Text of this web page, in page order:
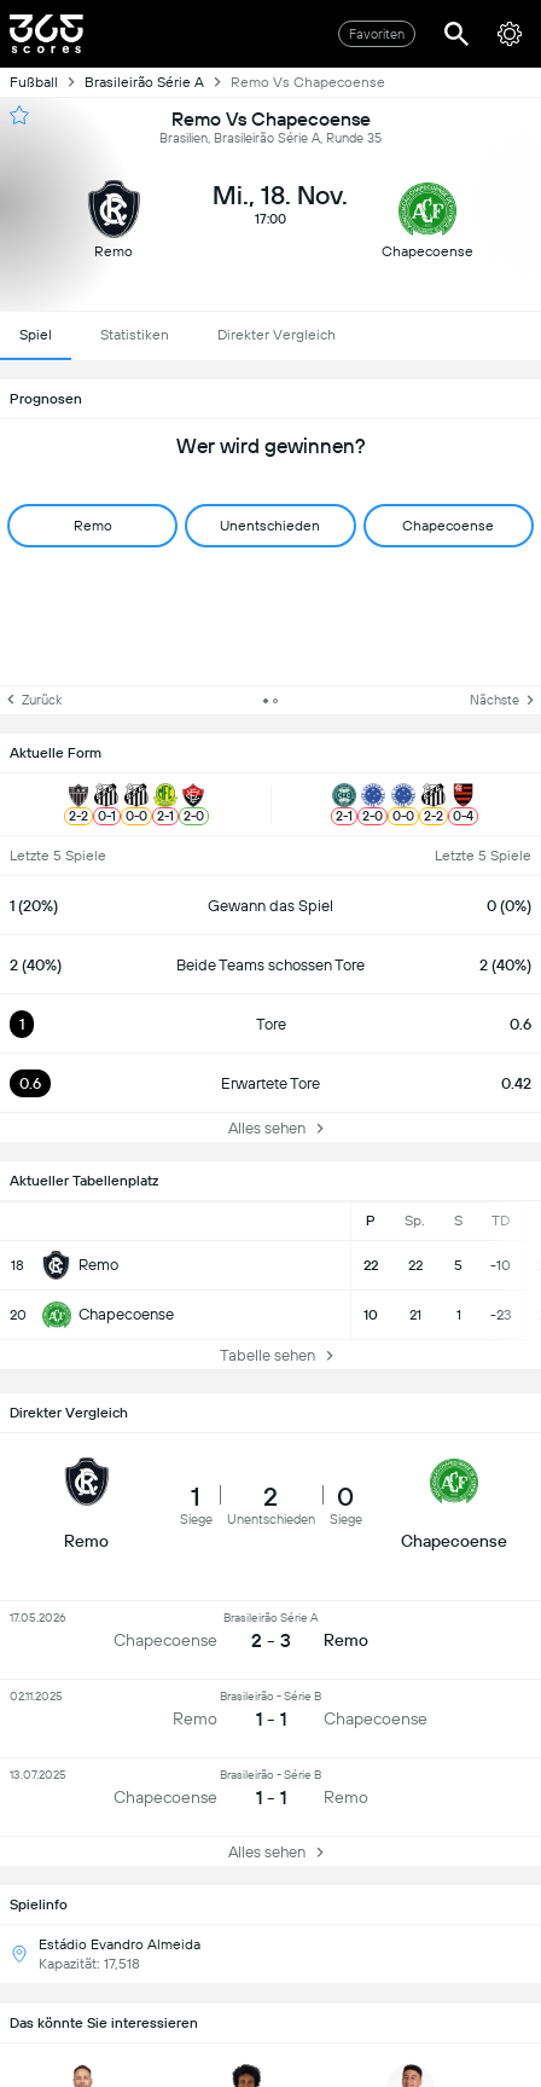
Favoriten
Fußball Brasileirão Série A Remo Vs Chapecoense
Remo Vs Chapecoense
Brasilien, Brasileirão Série A, Runde 35
Remo
Mi., 18. Nov.
17:00
Chapecoense
Spiel Statistiken Direkter Vergleich
Prognosen
Wer wird gewinnen?
Remo Unentschieden Chapecoense
Zurück Nächste
Aktuelle Form
2-2 0-1 0-0 2-1 2-0 2-1 2-0 0-0 2-2 0-4
Letzte 5 Spiele Letzte 5 Spiele
1 (20%) Gewann das Spiel 0 (0%)
2 (40%) Beide Teams schossen Tore 2 (40%)
1 Tore 0.6
0.6 Erwartete Tore 0.42
Alles sehen
Aktueller Tabellenplatz
P Sp. S TD
18 Remo 22 22 5 -10
20 Chapecoense 10 21 1 -23
Tabelle sehen
Spielinfo
Estádio Evandro Almeida
Kapazität: 17,518
Direkter Vergleich
Remo
1
Siege
2
Unentschieden
0
Siege
Chapecoense
Chapecoense
Brasileirão Série A
2 - 3 Remo
17.05.2026
Remo
Brasileirão - Série B
1 - 1 Chapecoense
02.11.2025
Chapecoense
Brasileirão - Série B
1 - 1 Remo
13.07.2025
Alles sehen
Das könnte Sie interessieren